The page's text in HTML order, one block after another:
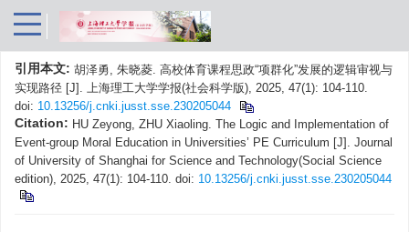
引用本文: 胡泽勇, 朱晓菱. 高校体育课程思政“项群化”发展的逻辑审视与
实现路径 [J]. 上海理工大学学报(社会科学版), 2025, 47(1): 104-110.
doi: 10.13256/j.cnki.jusst.sse.230205044
Citation: HU Zeyong, ZHU Xiaoling. The Logic and Implementation of
Event-group Moral Education in Universities’ PE Curriculum [J]. Journal
of University of Shanghai for Science and Technology(Social Science
edition), 2025, 47(1): 104-110. doi: 10.13256/j.cnki.jusst.sse.230205044